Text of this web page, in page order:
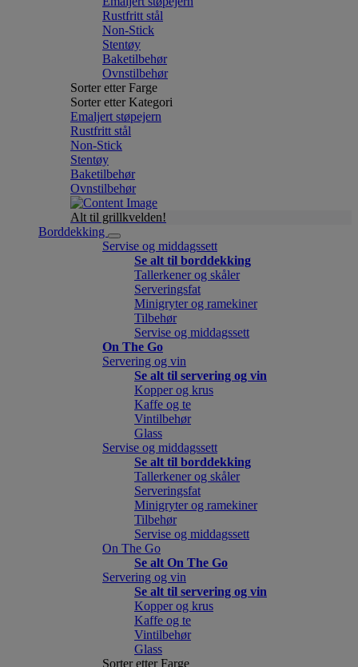
Rustfritt stål
Non-Stick
Stentøy
Baketilbehør
Ovnstilbehør
Sorter etter Farge
Sorter etter Kategori
Emaljert støpejern
Rustfritt stål
Non-Stick
Stentøy
Baketilbehør
Ovnstilbehør
Alt til grillkvelden!
Borddekking
Servise og middagssett
Se alt til borddekking
Tallerkener og skåler
Serveringsfat
Minigryter og ramekiner
Tilbehør
Servise og middagssett
On The Go
Servering og vin
Se alt til servering og vin
Kopper og krus
Kaffe og te
Vintilbehør
Glass
Servise og middagssett
Se alt til borddekking
Tallerkener og skåler
Serveringsfat
Minigryter og ramekiner
Tilbehør
Servise og middagssett
On The Go
Se alt On The Go
Servering og vin
Se alt til servering og vin
Kopper og krus
Kaffe og te
Vintilbehør
Glass
Sorter etter Farge